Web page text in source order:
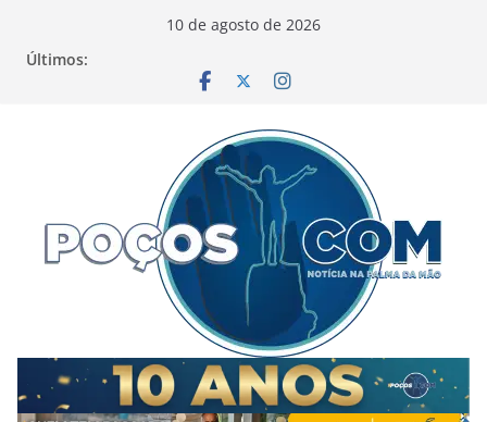
10 de agosto de 2026
Últimos: